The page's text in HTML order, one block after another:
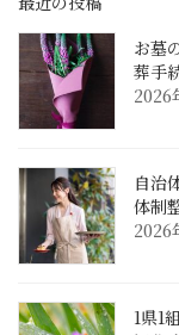
お墓
葬手
2026
自治
体制
2026
1県1